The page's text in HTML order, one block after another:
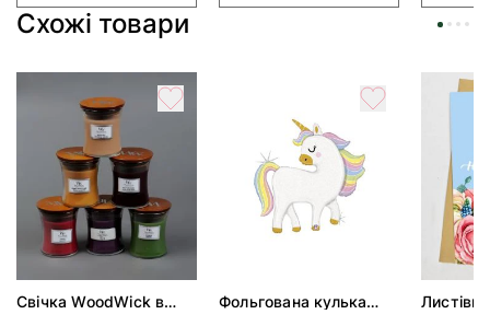
Схожі товари
Свічка WoodWick в
Фольгована кулька